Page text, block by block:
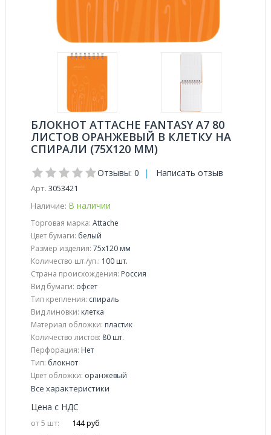
БЛОКНОТ ATTACHE FANTASY А7 80
ЛИСТОВ ОРАНЖЕВЫЙ В КЛЕТКУ НА
СПИРАЛИ (75Х120 ММ)
Отзывы: 0 | Написать отзыв
Арт. 3053421
Наличие: В наличии
Торговая марка: Attache
Цвет бумаги: белый
Размер изделия: 75x120 мм
Количество шт./уп.: 100 шт.
Страна происхождения: Россия
Вид бумаги: офсeт
Тип крепления: спираль
Вид линовки: клетка
Материал обложки: пластик
Количество листов: 80 шт.
Перфорация: Нет
Тип: блокнот
Цвет обложки: оранжевый
Все характеристики
Цена с НДС
от 5 шт:
144 руб